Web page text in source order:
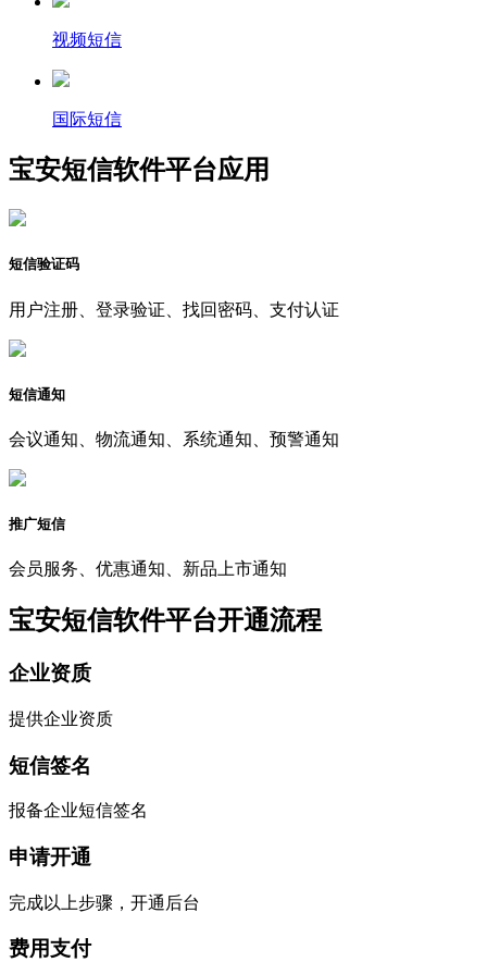
视频短信
国际短信
宝安短信软件平台应用
短信验证码
用户注册、登录验证、找回密码、支付认证
短信通知
会议通知、物流通知、系统通知、预警通知
推广短信
会员服务、优惠通知、新品上市通知
宝安短信软件平台开通流程
企业资质
提供企业资质
短信签名
报备企业短信签名
申请开通
完成以上步骤，开通后台
费用支付